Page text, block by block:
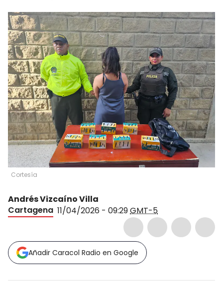
Cortesía
Andrés Vizcaíno Villa
Cartagena 11/04/2026 - 09:29GMT-5
Añadir Caracol Radio en Google